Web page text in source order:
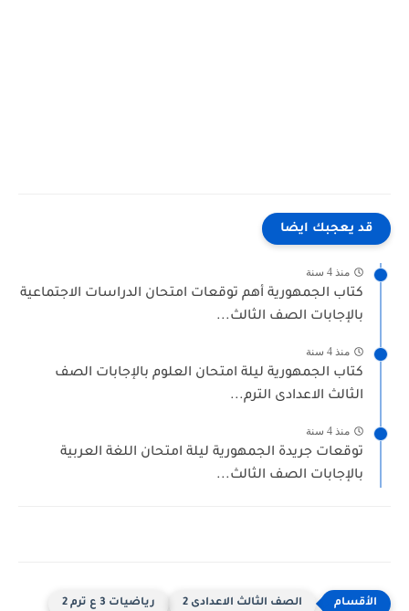
قد يعجبك ايضا
منذ 4 سنة
كتاب الجمهورية أهم توقعات امتحان الدراسات الاجتماعية
بالإجابات الصف الثالث...
منذ 4 سنة
كتاب الجمهورية ليلة امتحان العلوم بالإجابات الصف
الثالث الاعدادى الترم...
منذ 4 سنة
توقعات جريدة الجمهورية ليلة امتحان اللغة العربية
بالإجابات الصف الثالث...
الصف الثالث الاعدادى 2 رياضيات 3 ع ترم 2